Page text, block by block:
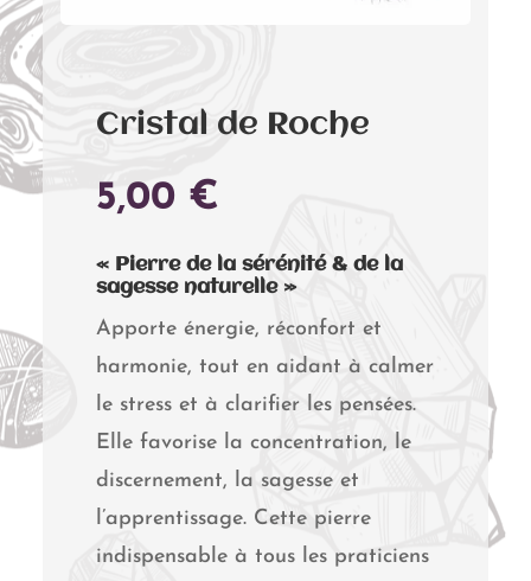
Cristal de Roche
5,00 €
« Pierre de la sérénité & de la
sagesse naturelle »
Apporte énergie, réconfort et
harmonie, tout en aidant à calmer
le stress et à clarifier les pensées.
Elle favorise la concentration, le
discernement, la sagesse et
l’apprentissage. Cette pierre
indispensable à tous les praticiens